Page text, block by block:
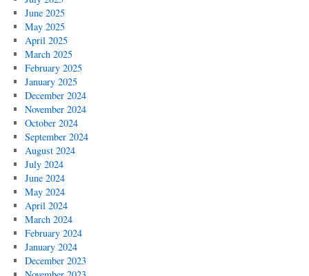
June 2025
May 2025
April 2025
March 2025
February 2025
January 2025
December 2024
November 2024
October 2024
September 2024
August 2024
July 2024
June 2024
May 2024
April 2024
March 2024
February 2024
January 2024
December 2023